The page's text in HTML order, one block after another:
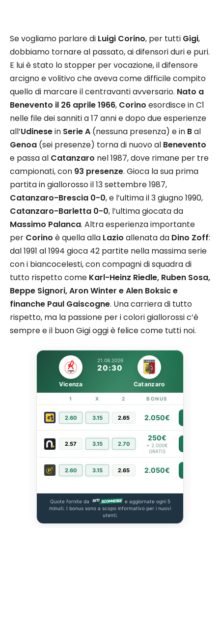
Se vogliamo parlare di Luigi Corino, per tutti Gigi,
dobbiamo tornare al passato, ai difensori duri e puri.
E lui è stato lo stopper per vocazione, il difensore
arcigno e volitivo che aveva come difficile compito
quello di marcare il centravanti avversario. Nato a
Benevento il 26 aprile 1966, Corino esordisce in C1
nelle file dei sanniti a 17 anni e dopo due esperienze
all’Udinesein Serie A (nessuna presenza) e in Bal
Genoa (sei presenze) torna di nuovo al Benevento
e passa al Catanzaro nel 1987, dove rimane per tre
campionati, con 93 presenze. Gioca la sua prima
partita in giallorosso il 13 settembre 1987,
Catanzaro-Brescia 0-0, e l’ultima il 3 giugno 1990,
Catanzaro-Barletta 0-0, l’ultima giocata da
Massimo Palanca. Altra esperienza importante
per Corino è quella alla Lazio allenata da Dino Zoff:
dal 1991 al 1994 gioca 42 partite nella massima serie
con i biancocelesti, con compagni di squadra di
tutto rispetto come Karl-Heinz Riedle, Ruben Sosa,
Beppe Signori, Aron Winter e Alen Boksic e
finanche Paul Gaiscogne. Una carriera di tutto
rispetto, ma la passione per i colori giallorossi c’è
sempre e il buon Gigi oggi è felice come tutti noi.
21.08.2026
20:30
Vicenza Catanzaro
1 X 2 BONUS
2.60 3.15 2.65 2.050€
2.57 3.15 2.70
250€
+ 2.000€
GRATIS
2.60 3.15 2.65 2.050€
Quote fornite da
e aggiornate ogni 5
minuti. I bonus sono a scopo informativo per i nuovi
utenti.